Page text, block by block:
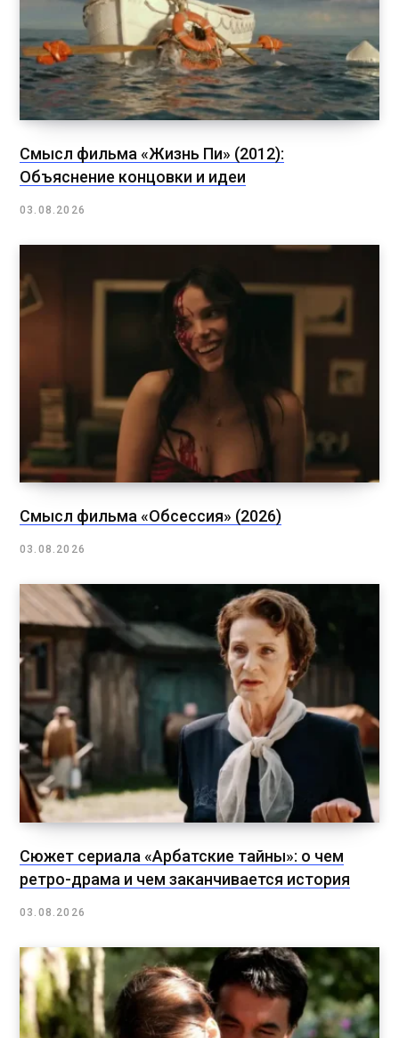
Смысл фильма «Жизнь Пи» (2012):
Объяснение концовки и идеи
03.08.2026
Смысл фильма «Обсессия» (2026)
03.08.2026
Сюжет сериала «Арбатские тайны»: о чем
ретро-драма и чем заканчивается история
03.08.2026